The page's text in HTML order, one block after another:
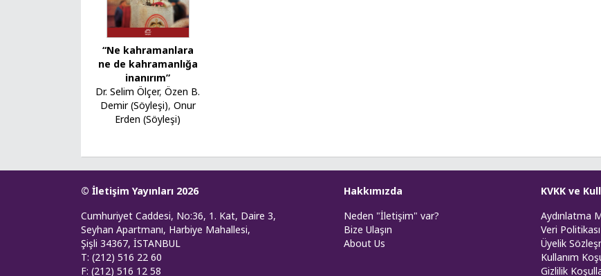
“Ne kahramanlara
ne de kahramanlığa
inanırım”
Dr. Selim Ölçer,Özen B.
Demir (Söyleşi), Onur
Erden (Söyleşi)
© İletişim Yayınları 2026
Cumhuriyet Caddesi, No:36, 1. Kat, Daire 3,
Seyhan Apartmanı, Harbiye Mahallesi,
Şişli 34367, İSTANBUL
T: (212) 516 22 60
F: (212) 516 12 58
Hakkımızda
Neden "İletişim" var?
Bize Ulaşın
About Us
KVKK ve
Aydınlatma
Veri Politikası
Üyelik
Kullanım
Gizlilik